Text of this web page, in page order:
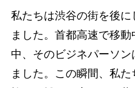
私たちは渋谷の街を後
ました。首都高速で移
中、そのビジネパーソ
ました。この瞬間、私